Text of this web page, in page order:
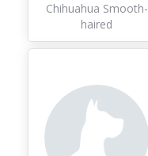
Chihuahua Smooth-
haired